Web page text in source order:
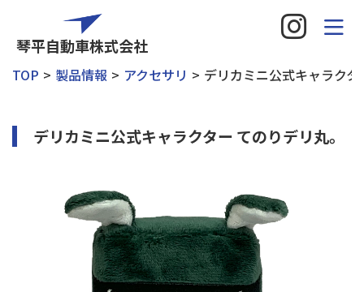
琴平自動車株式会社
TOP 製品情報 アクセサリ デリカミニ公式キャラク
デリカミニ公式キャラクター てのりデリ丸。